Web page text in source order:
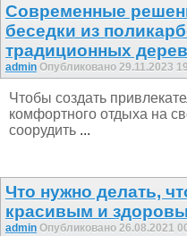
Современные
беседки из
традиционных
admin Опубликовано 29.11.2023
Чтобы создать
комфортного отдыха на
соорудить ...
Что нужно делать,
красивым и
admin Опубликовано 26.08.2021